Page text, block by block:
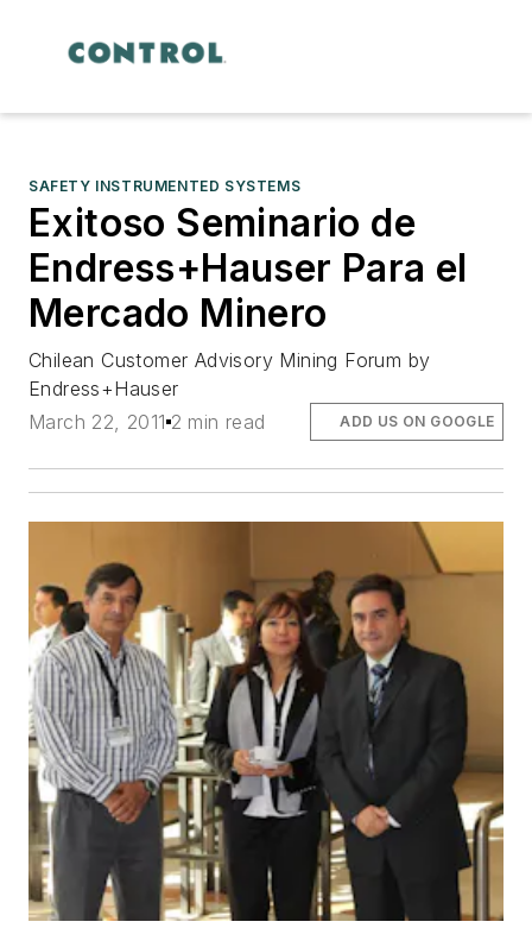
SAFETY INSTRUMENTED SYSTEMS
Exitoso Seminario de
Endress+Hauser Para el
Mercado Minero
Chilean Customer Advisory Mining Forum by
Endress+Hauser
March 22, 2011 2 min read ADD US ON GOOGLE